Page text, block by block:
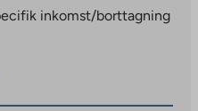
inkomst/borttagning